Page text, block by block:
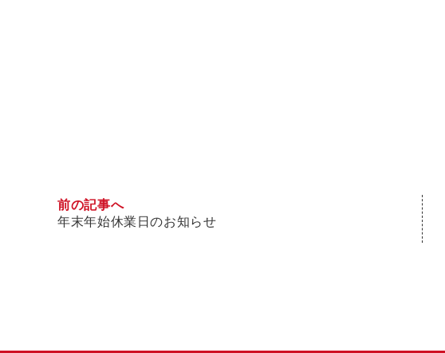
前の記事へ
年末年始休業日のお知らせ